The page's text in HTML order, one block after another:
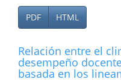
PDF HTML
Relación entre el
desempeño
basada en los